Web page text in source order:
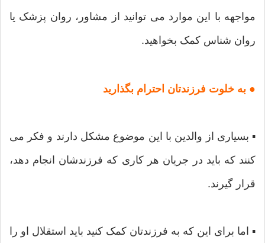
مواجهه با این موارد می توانید از مشاور، روان پزشک یا
روان شناس کمک بخواهید.
● به خلوت فرزندتان احترام بگذارید
▪ بسیاری از والدین با این موضوع مشکل دارند و فکر می
کنند که باید در جریان هر کاری که فرزندشان انجام دهد،
قرار گیرند.
▪ اما برای این که به فرزندتان کمک کنید باید استقلال او را